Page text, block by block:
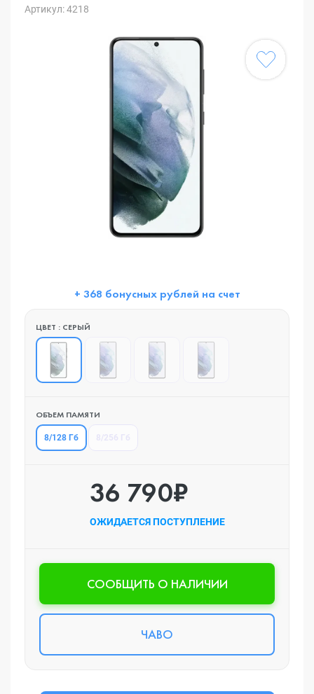
Артикул: 4218
+ 368 бонусных рублей на счет
ЦВЕТ : СЕРЫЙ
ОБЪЕМ ПАМЯТИ
8/128 Гб
36 790₽
ОЖИДАЕТСЯ ПОСТУПЛЕНИЕ
CООБЩИТЬ О НАЛИЧИИ
ЧАВО